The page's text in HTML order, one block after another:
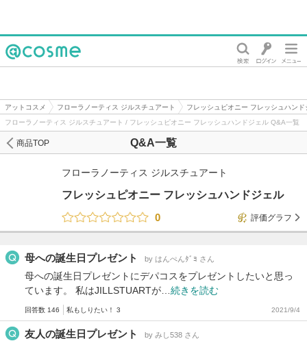
アットコスメ フローラノーティス ジルスチュアート
フレッシュピオニー フレッシュハンド
フローラノーティス ジルスチュアート / フレッシュピオニー フレッシュハンドジェル Q&A一覧
Q&A一覧
商品TOP
フローラノーティス ジルスチュアート
フレッシュピオニー フレッシュハンドジェル
0
評価グラフ
母への誕生日プレゼント by はんぺんﾀﾞﾖ さん
母への誕生日プレゼントにデパコスをプレゼントしたいと思っ
ています。 私はJILLSTUARTが… 続きを読む
回答数 146 私もしりたい！ 3 2021/9/4
友人の誕生日プレゼント by みし538 さん